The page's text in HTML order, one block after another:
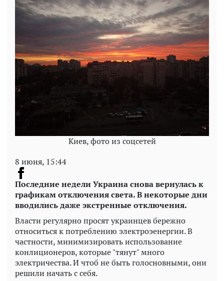
Киев, фото из соцсетей
8 июня, 15:44
Последние недели Украина снова вернулась к
графикам отключения света. В некоторые дни
вводились даже экстренные отключения.
Власти регулярно просят украинцев бережно
относиться к потреблению электроэенергии. В
частности, минимизировать использование
конлиционеров, которые "тянут" много
электричества. И чтоб не быть голосновными, они
решили начать с себя.